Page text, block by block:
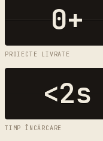
0+
PROIECTE LIVRATE
<2s
TIMP ÎNCĂRCARE